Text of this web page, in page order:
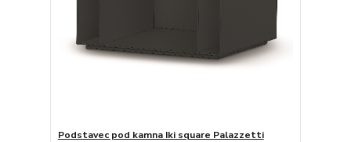
Podstavec pod kamna Iki square Palazzetti